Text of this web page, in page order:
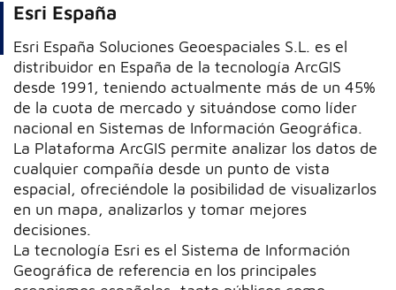
Esri España
Esri España Soluciones Geoespaciales S.L. es el
distribuidor en España de la tecnología ArcGIS
desde 1991, teniendo actualmente más de un 45%
de la cuota de mercado y situándose como líder
nacional en Sistemas de Información Geográfica.
La Plataforma ArcGIS permite analizar los datos de
cualquier compañía desde un punto de vista
espacial, ofreciéndole la posibilidad de visualizarlos
en un mapa, analizarlos y tomar mejores
decisiones.
La tecnología Esri es el Sistema de Información
Geográfica de referencia en los principales